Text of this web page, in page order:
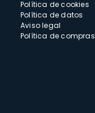
Política de cookies
Política de datos
Aviso legal
Política de compras